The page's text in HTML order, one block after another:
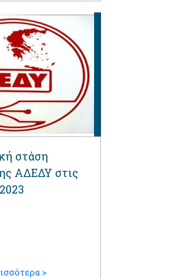
στάση
ΑΔΕΔΥ στις
>